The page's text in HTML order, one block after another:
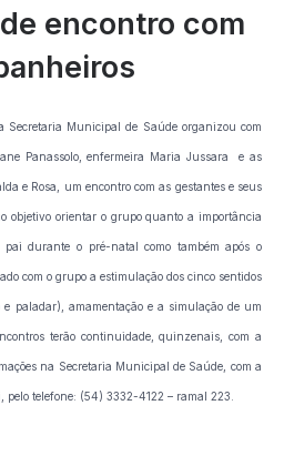
encontro com
Secretaria Municipal de Saúde organizou com
Panassolo, enfermeira Maria Jussara e as
e Rosa, um encontro com as gestantes e seus
objetivo orientar o grupo quanto a importância
pai durante o pré-natal como também após o
com o grupo a estimulação dos cinco sentidos
paladar), amamentação e a simulação de um
terão continuidade, quinzenais, com a
na Secretaria Municipal de Saúde, com a
telefone: (54) 3332-4122 – ramal 223.